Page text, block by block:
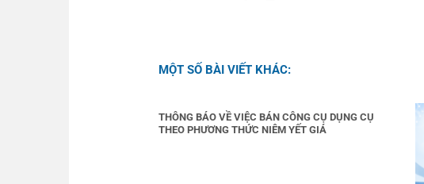
MỘT SỐ BÀI VIẾT KHÁC:
THÔNG BÁO VỀ VIỆC BÁN CÔNG CỤ DỤNG CỤ
THEO PHƯƠNG THỨC NIÊM YẾT GIÁ